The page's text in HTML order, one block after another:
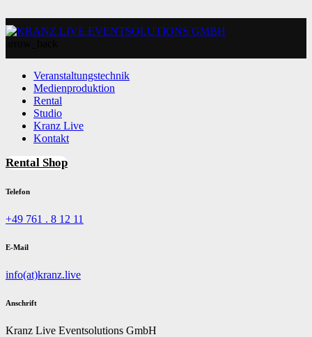
Veranstaltungstechnik
Medienproduktion
Rental
Studio
Kranz Live
Kontakt
Rental Shop
Telefon
+49 761 . 8 12 11
E-Mail
info(at)kranz.live
Anschrift
Kranz Live Eventsolutions GmbH